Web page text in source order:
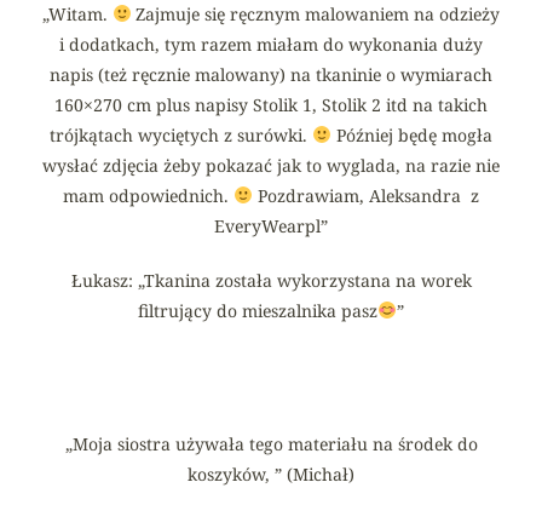
„Witam.
Zajmuje się ręcznym malowaniem na odzieży
i dodatkach, tym razem miałam do wykonania duży
napis (też ręcznie malowany) na tkaninie o wymiarach
160×270 cm plus napisy Stolik 1, Stolik 2 itd na takich
trójkątach wyciętych z surówki.
Później będę mogła
wysłać zdjęcia żeby pokazać jak to wyglada, na razie nie
mam odpowiednich.
Pozdrawiam, Aleksandra z
EveryWearpl”
Łukasz: „Tkanina została wykorzystana na worek
filtrujący do mieszalnika pasz
”
„Moja siostra używała tego materiału na środek do
koszyków, ” (Michał)